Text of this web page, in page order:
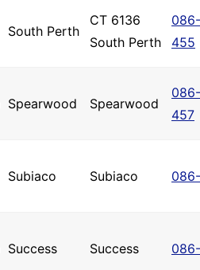
South Perth
CT 6136
South Perth
086-
455
Spearwood Spearwood
086-
457
Subiaco Subiaco
Success Success